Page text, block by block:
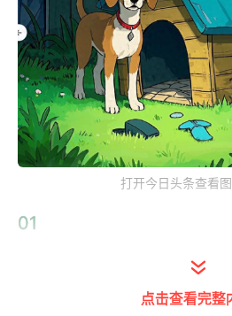
打开今日头条查看
01
点击查看完整